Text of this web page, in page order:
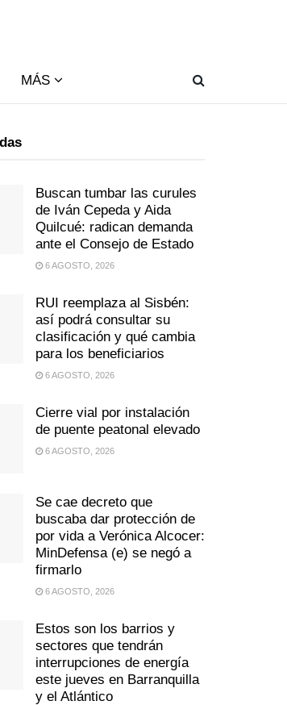
MÁS
Buscan tumbar las curules
de Iván Cepeda y Aida
Quilcué: radican demanda
ante el Consejo de Estado
6 AGOSTO, 2026
RUI reemplaza al Sisbén:
así podrá consultar su
clasificación y qué cambia
para los beneficiarios
6 AGOSTO, 2026
Cierre vial por instalación
de puente peatonal elevado
6 AGOSTO, 2026
Se cae decreto que
buscaba dar protección de
por vida a Verónica Alcocer:
MinDefensa (e) se negó a
firmarlo
6 AGOSTO, 2026
Estos son los barrios y
sectores que tendrán
interrupciones de energía
este jueves en Barranquilla
y el Atlántico